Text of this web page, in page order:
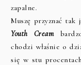
zapalne.
Muszę przyznać tak
Youth Cream
chodzi właśnie o
się w stu